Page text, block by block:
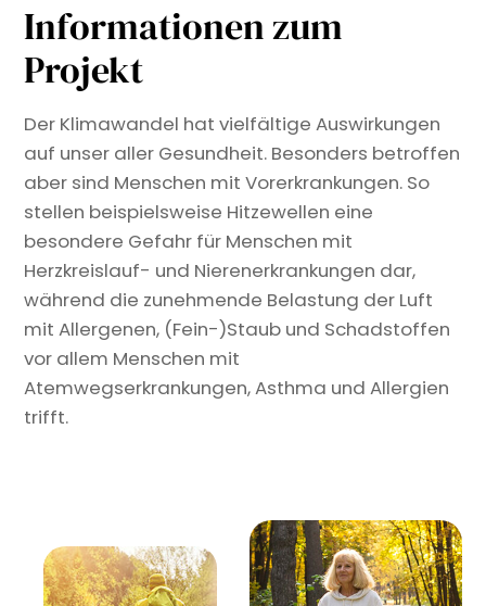
Informationen zum
Projekt
Der Klimawandel hat vielfältige Auswirkungen
auf unser aller Gesundheit. Besonders betroffen
aber sind Menschen mit Vorerkrankungen. So
stellen beispielsweise Hitzewellen eine
besondere Gefahr für Menschen mit
Herzkreislauf- und Nierenerkrankungen dar,
während die zunehmende Belastung der Luft
mit Allergenen, (Fein-)Staub und Schadstoffen
vor allem Menschen mit
Atemwegserkrankungen, Asthma und Allergien
trifft.